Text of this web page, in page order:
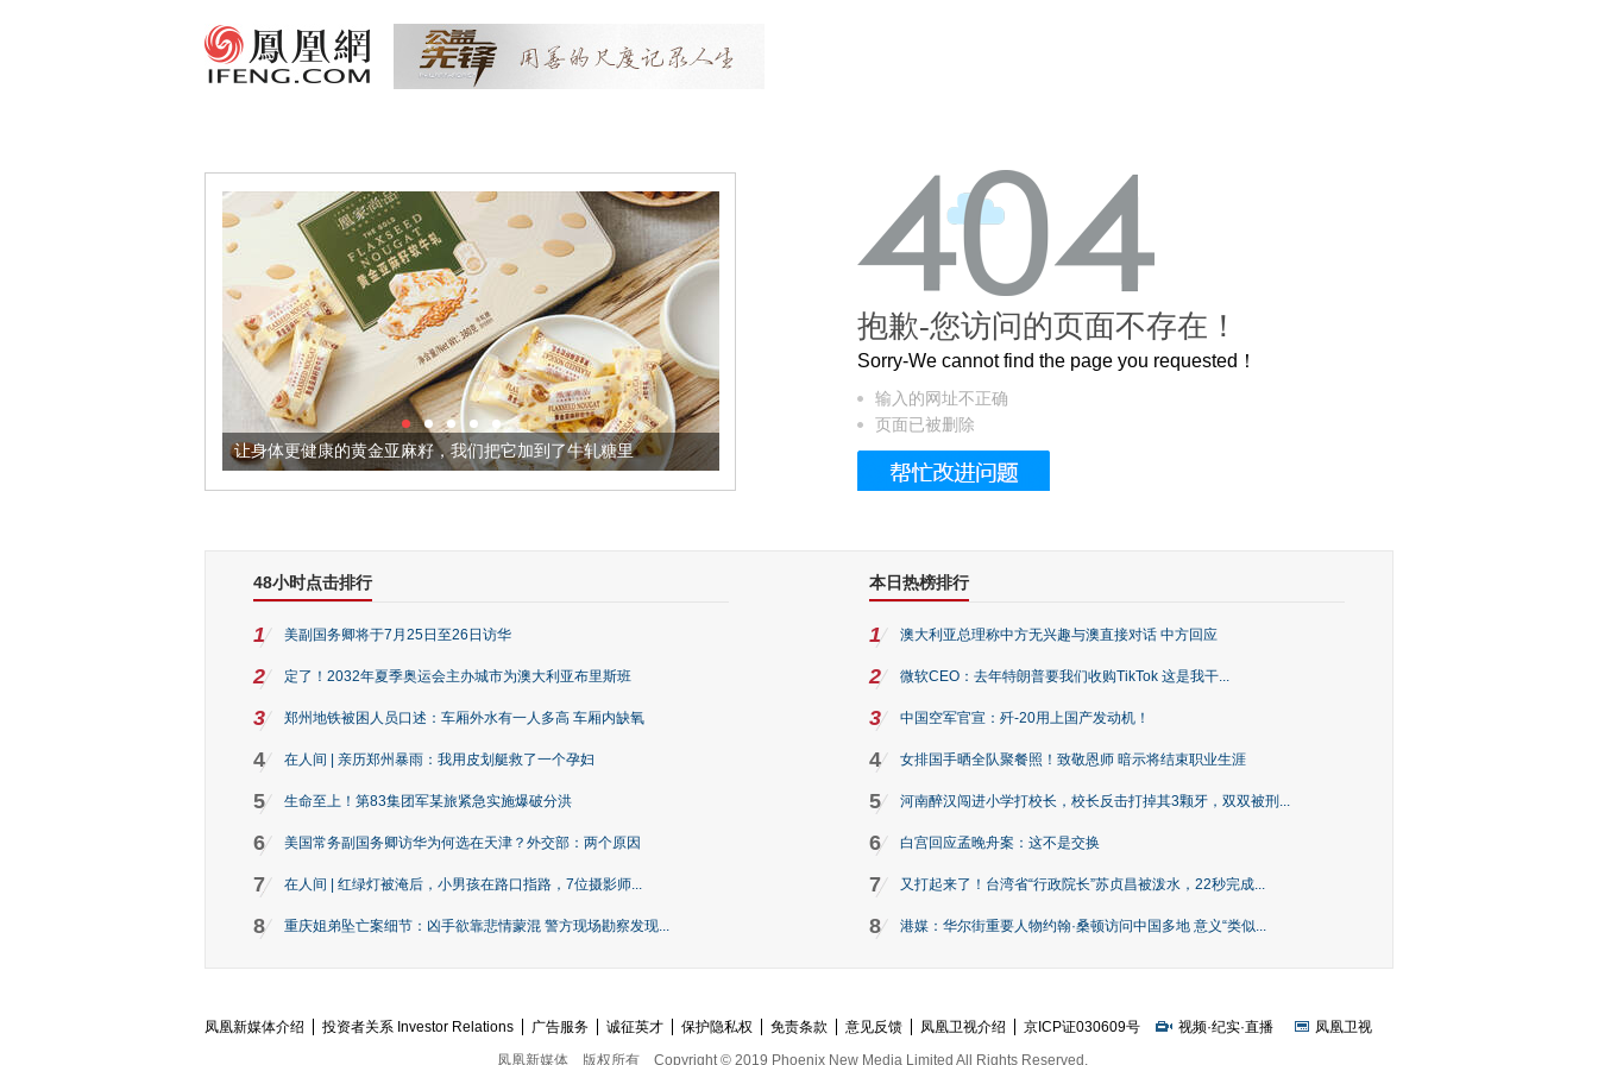
让身体更健康的黄金亚麻籽，我们把它加到了牛轧糖里 被列入佛家七宝的它到底有多美？
抱歉-您访问的页面不存在！
Sorry-We cannot find the page you requested！
输入的网址不正确
页面已被删除
48小时点击排行
1 美副国务卿将于7月25日至26日访华
2 定了！2032年夏季奥运会主办城市为澳大利亚布里斯班
3 郑州地铁被困人员口述：车厢外水有一人多高 车厢内缺氧
4 在人间 | 亲历郑州暴雨：我用皮划艇救了一个孕妇
5 生命至上！第83集团军某旅紧急实施爆破分洪
6 美国常务副国务卿访华为何选在天津？外交部：两个原因
7 在人间 | 红绿灯被淹后，小男孩在路口指路，7位摄影师...
8 重庆姐弟坠亡案细节：凶手欲靠悲情蒙混 警方现场勘察发现...
本日热榜排行
1 澳大利亚总理称中方无兴趣与澳直接对话 中方回应
2 微软CEO：去年特朗普要我们收购TikTok 这是我干...
3 中国空军官宣：歼-20用上国产发动机！
4 女排国手晒全队聚餐照！致敬恩师 暗示将结束职业生涯
5 河南醉汉闯进小学打校长，校长反击打掉其3颗牙，双双被刑...
6 白宫回应孟晚舟案：这不是交换
7 又打起来了！台湾省“行政院长”苏贞昌被泼水，22秒完成...
8 港媒：华尔街重要人物约翰·桑顿访问中国多地 意义“类似...
凤凰新媒体介绍 投资者关系 Investor Relations 广告服务 诚征英才 保护隐私权 免责条款 意见反馈 凤凰卫视介绍 京ICP证030609号 视频·纪实·直播
凤凰卫视
凤凰新媒体
版权所有 Copyright © 2019 Phoenix New Media Limited All Rights Reserved.